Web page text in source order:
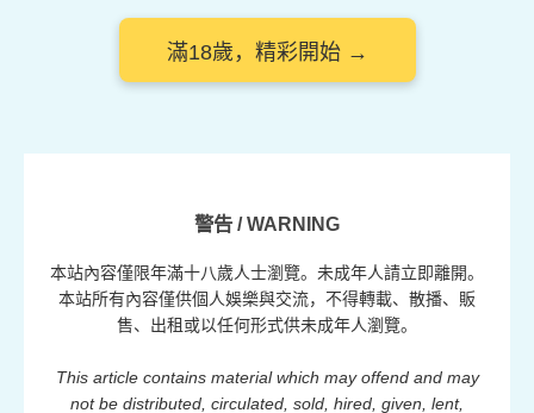
滿18歲，精彩開始 →
警告 / WARNING
本站內容僅限年滿十八歲人士瀏覽。未成年人請立即離開。
本站所有內容僅供個人娛樂與交流，不得轉載、散播、販
售、出租或以任何形式供未成年人瀏覽。
This article contains material which may offend and may
not be distributed, circulated, sold, hired, given, lent,